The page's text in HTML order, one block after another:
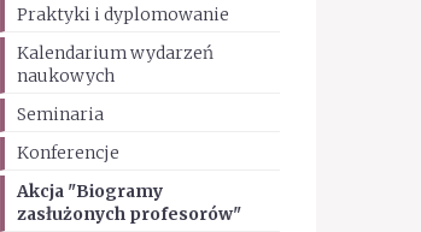
Praktyki i dyplomowanie
Kalendarium wydarzeń
naukowych
Seminaria
Konferencje
Akcja "Biogramy
zasłużonych profesorów"